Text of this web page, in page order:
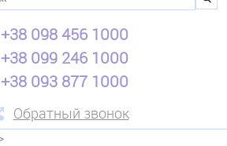
+38 098 456 1000
+38 099 246 1000
+38 093 877 1000
Обратный звонок